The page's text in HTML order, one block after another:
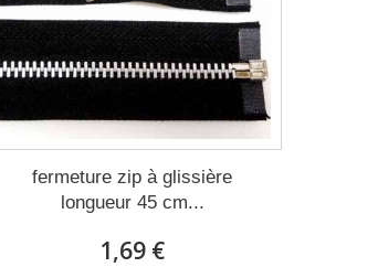
fermeture zip à glissière
longueur 45 cm...
1,69 €